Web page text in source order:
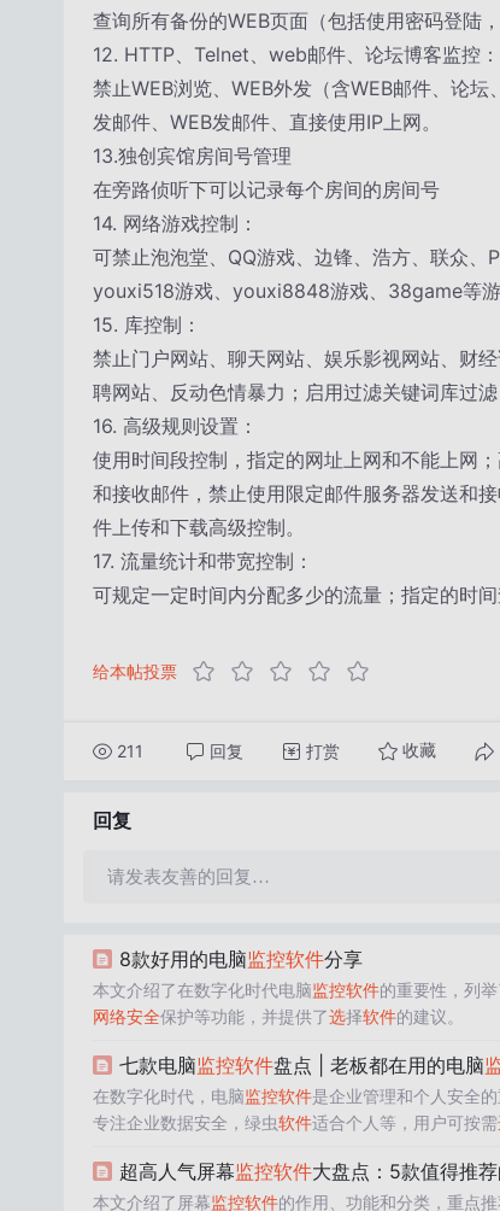
查询所有备份的WEB页面（包括使用密码登陆
12. HTTP、Telnet、web邮件、论坛博客监控：
禁止WEB浏览、WEB外发（含WEB邮件、论
发邮件、WEB发邮件、直接使用IP上网。
13.独创宾馆房间号管理
在旁路侦听下可以记录每个房间的房间号
14. 网络游戏控制：
可禁止泡泡堂、QQ游戏、边锋、浩方、联众、
youxi518游戏、youxi8848游戏、38game等
15. 库控制：
禁止门户网站、聊天网站、娱乐影视网站、财
聘网站、反动色情暴力；启用过滤关键词库过滤
16. 高级规则设置：
使用时间段控制，指定的网址上网和不能上网
和接收邮件，禁止使用限定邮件服务器发送和
件上传和下载高级控制。
17. 流量统计和带宽控制：
可规定一定时间内分配多少的流量；指定的时间
给本帖投票
211 回复 打赏 收藏
回复
请发表友善的回复…
8款好用的电脑监控软件分享
本文介绍了在数字化时代电脑监控软件的重要性，列
网络安全保护等功能，并提供了选择软件的建议。
七款电脑监控软件盘点 | 老板都在用的电脑
在数字化时代，电脑监控软件是企业管理和个人安全
专注企业数据安全，绿虫软件适合个人等，用户可按需
超高人气屏幕监控软件大盘点：5款值得推
本文介绍了屏幕监控软件的作用、功能和分类，重点